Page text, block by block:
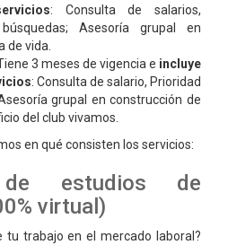
: Consulta de salarios,
Asesoría grupal en
de vida.
3 meses de vigencia e incluye
: Consulta de salario, Prioridad
grupal en construcción de
del club vivamos.
en qué consisten los servicios:
de estudios de
virtual)
tu trabajo en el mercado laboral?